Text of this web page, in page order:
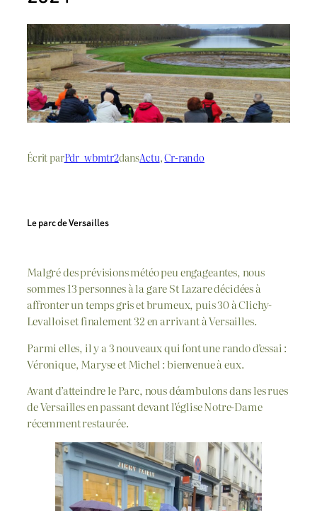
Écrit parPdr_wbmtr2dansActu, Cr-rando
Le parc de Versailles
Malgré des prévisions météo peu engageantes, nous
sommes 13 personnes à la gare St Lazare décidées à
affronter un temps gris et brumeux, puis 30 à Clichy-
Levallois et finalement 32 en arrivant à Versailles.
Parmi elles, il y a 3 nouveaux qui font une rando d’essai :
Véronique, Maryse et Michel : bienvenue à eux.
Avant d’atteindre le Parc, nous déambulons dans les rues
de Versailles en passant devant l’église Notre-Dame
récemment restaurée.